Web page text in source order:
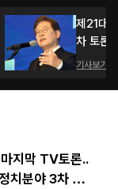
제21대
차 토론
기사보기
지막 TV토론..
치분야 3차 토